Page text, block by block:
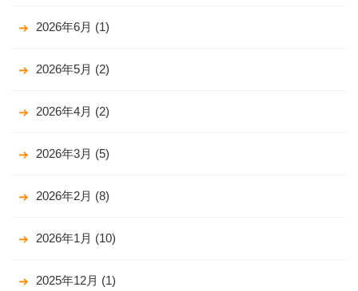
2026年6月 (1)
2026年5月 (2)
2026年4月 (2)
2026年3月 (5)
2026年2月 (8)
2026年1月 (10)
2025年12月 (1)